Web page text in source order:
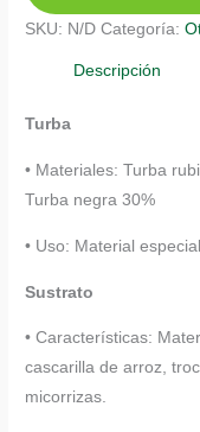
Hoja
Morada
cantidad
SKU: N/D Categoría:
Descripción
Turba
• Materiales: Turba
Turba negra 30%
• Uso: Material
Sustrato
• Características:
cascarilla de arroz,
micorrizas.